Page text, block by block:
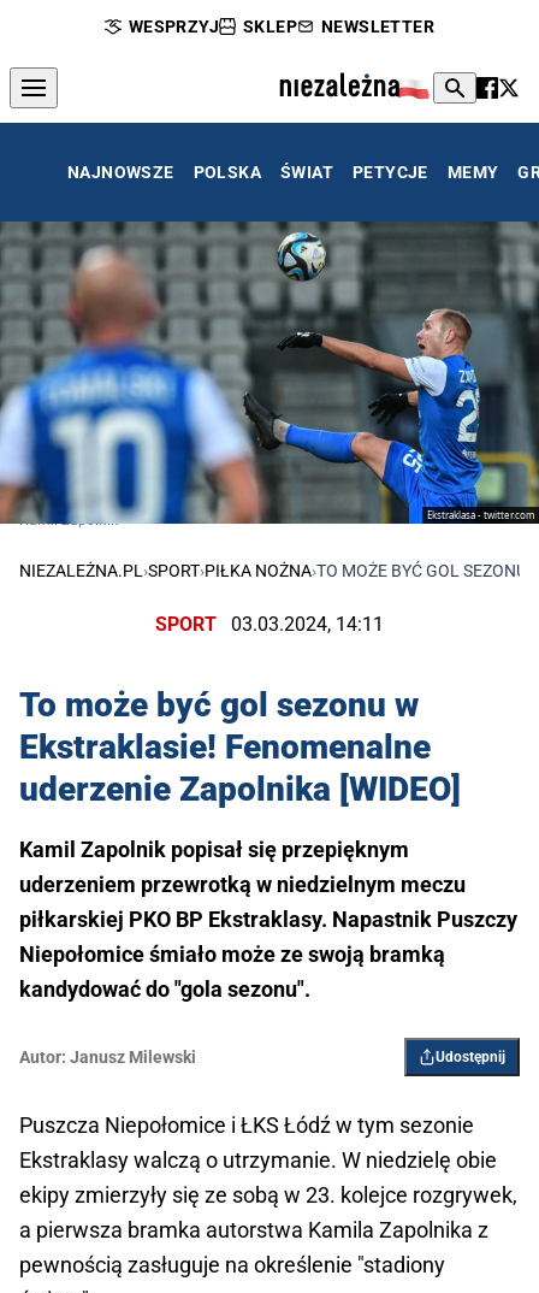
WESPRZYJ SKLEP NEWSLETTER
NAJNOWSZE POLSKA ŚWIAT PETYCJE MEMY
Ekstraklasa - twitter.com
Kamil Zapolnik
NIEZALEŻNA.PL ›SPORT›PIŁKA NOŻNA›TO MOŻE BYĆ GOL SEZONU
SPORT 03.03.2024, 14:11
To może być gol sezonu w
Ekstraklasie! Fenomenalne
uderzenie Zapolnika [WIDEO]
Kamil Zapolnik popisał się przepięknym
uderzeniem przewrotką w niedzielnym meczu
piłkarskiej PKO BP Ekstraklasy. Napastnik Puszczy
Niepołomice śmiało może ze swoją bramką
kandydować do "gola sezonu".
Autor: Janusz Milewski Udostępnij
Puszcza Niepołomice i ŁKS Łódź w tym sezonie
Ekstraklasy walczą o utrzymanie. W niedzielę obie
ekipy zmierzyły się ze sobą w 23. kolejce rozgrywek,
a pierwsza bramka autorstwa Kamila Zapolnika z
pewnością zasługuje na określenie "stadiony